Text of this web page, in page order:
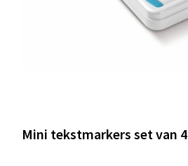
Mini tekstmarkers set van 4